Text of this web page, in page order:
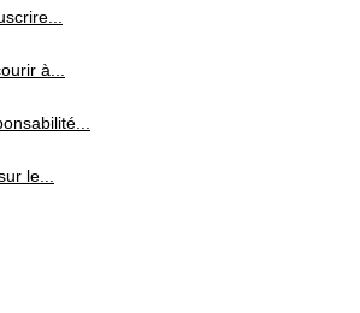
à...
le...